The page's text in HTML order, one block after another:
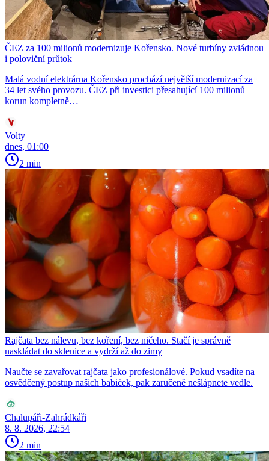
ČEZ za 100 milionů modernizuje Kořensko. Nové turbíny zvládnou
i poloviční průtok
Malá vodní elektrárna Kořensko prochází největší modernizací za
34 let svého provozu. ČEZ při investici přesahující 100 milionů
korun kompletně…
Volty
dnes, 01:00
2 min
Rajčata bez nálevu, bez koření, bez ničeho. Stačí je správně
naskládat do sklenice a vydrží až do zimy
Naučte se zavařovat rajčata jako profesionálové. Pokud vsadíte na
osvědčený postup našich babiček, pak zaručeně nešlápnete vedle.
Chalupáři-Zahrádkáři
8. 8. 2026, 22:54
2 min